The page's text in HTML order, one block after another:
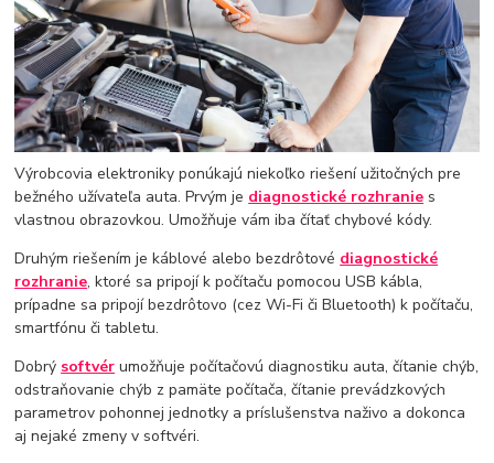
Výrobcovia elektroniky ponúkajú niekoľko riešení užitočných pre
bežného užívateľa auta. Prvým je diagnostické rozhranie s
vlastnou obrazovkou. Umožňuje vám iba čítať chybové kódy.
Druhým riešením je káblové alebo bezdrôtové diagnostické
rozhranie, ktoré sa pripojí k počítaču pomocou USB kábla,
prípadne sa pripojí bezdrôtovo (cez Wi-Fi či Bluetooth) k počítaču,
smartfónu či tabletu.
Dobrý softvér umožňuje počítačovú diagnostiku auta, čítanie chýb,
odstraňovanie chýb z pamäte počítača, čítanie prevádzkových
parametrov pohonnej jednotky a príslušenstva naživo a dokonca
aj nejaké zmeny v softvéri.